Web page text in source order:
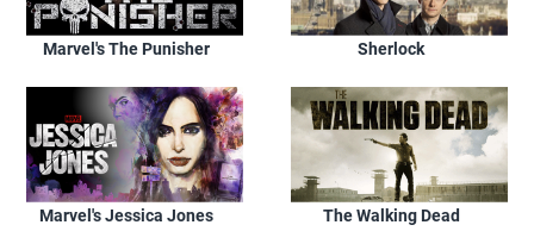
Marvel's The Punisher Sherlock
Marvel's Jessica Jones The Walking Dead